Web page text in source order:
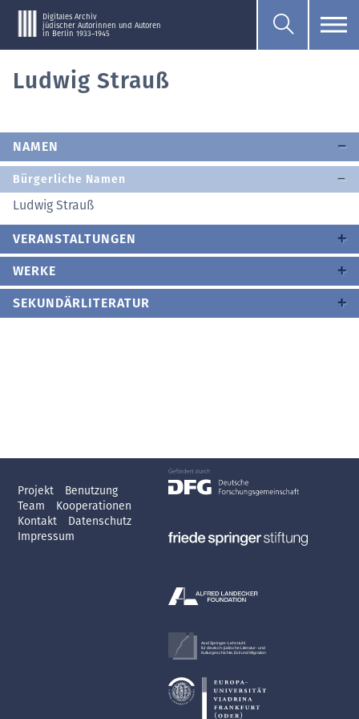
Digitales Archiv
jüdischer Autorinnen und Autoren
in Berlin 1933–1945
Ludwig Strauß
NAMEN
Bürgerliche Namen
Ludwig Strauß
VERANSTALTUNGEN
WERKE
SEKUNDÄRLITERATUR
Projekt
Benutzung
Team
Kooperationen
Kontakt
Datenschutz
Impressum
Axel Springer-Lehrstuhl
für deutsch-jüdische Literatur- und
Kulturgeschichte, Exil und Migration